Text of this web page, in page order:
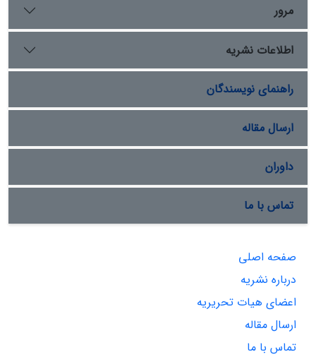
مرور
اطلاعات نشریه
راهنمای نویسندگان
ارسال مقاله
داوران
تماس با ما
صفحه اصلی
درباره نشریه
اعضای هیات تحریریه
ارسال مقاله
تماس با ما